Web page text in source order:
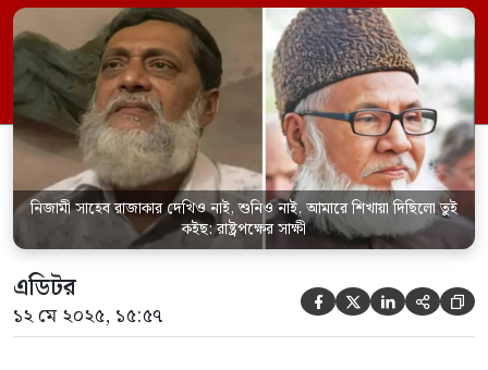
হবে। শাহজাহান আলী বলেন, “নিজামী সাহেব
রাজাকার আমরা দেখিও নাই, শুনিও নাই। এখন
শুনতেছি। আমারে শিখায়া দিছিলো নিজামীর নাম
তুই কইছ, আমি কইছিলাম, মিথ্যা কথা কইছিলাম।
রাষ্ট্রপক্ষের সাক্ষী […]
নিজামী সাহেব রাজাকার দেখিও নাই, শুনিও নাই, আমারে শিখায়া দিছিলো তুই
কইছ: রাষ্ট্রপক্ষের সাক্ষী
এডিটর
১২ মে ২০২৫, ১৫:৫৭     